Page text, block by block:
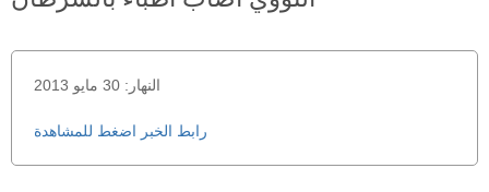
النهار: 30 مايو 2013
رابط الخبر اضغط للمشاهدة